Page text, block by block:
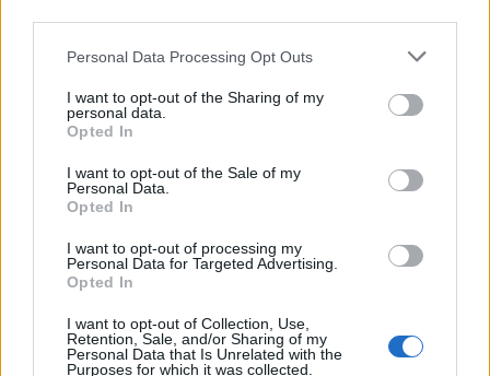
Personal Data Processing Opt Outs
I want to opt-out of the Sharing of my
personal data.
Opted In
I want to opt-out of the Sale of my
Personal Data.
Opted In
I want to opt-out of processing my
Personal Data for Targeted Advertising.
Opted In
I want to opt-out of Collection, Use,
Retention, Sale, and/or Sharing of my
Personal Data that Is Unrelated with the
Purposes for which it was collected.
Otrzymałem wynik negatywny, co oznacza, że zostałem
dopuszczony do gry. Nie spałem od wczoraj, jestem
piekielnie zmęczony po podróży, ale jazda!
zakomunikował Kool.
Tym samym Justin „jks” Savage, który dotąd udanie